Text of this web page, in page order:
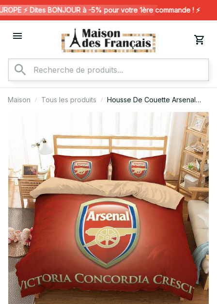
⚡️ Dites BONJOUR à -5% pour votre 1ère commande ! ⚡️
Maison Tous les produits
Housse De Couette Arsenal
Football Club 04 Parure de lit